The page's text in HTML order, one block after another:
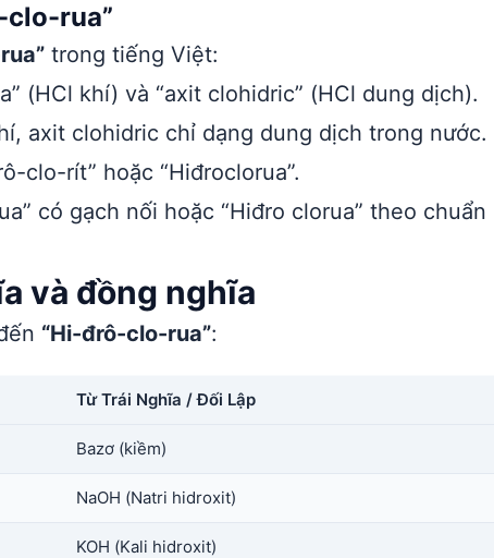
rua”
trong tiếng Việt:
(HCl khí) và “axit clohidric” (HCl dung dịch).
axit clohidric chỉ dạng dung dịch trong nước.
clo-rít” hoặc “Hiđroclorua”.
có gạch nối hoặc “Hiđro clorua” theo chuẩn
và đồng nghĩa
“Hi-đrô-clo-rua”:
Từ Trái Nghĩa / Đối Lập
Bazơ (kiềm)
NaOH (Natri hidroxit)
KOH (Kali hidroxit)